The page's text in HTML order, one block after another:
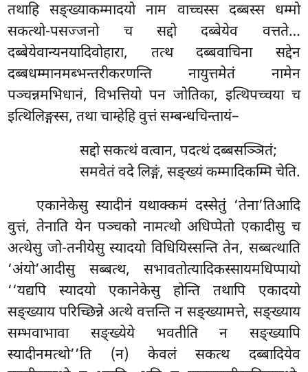
तथाहि सङ्ख्याकम्मादयो नाम वाच्चस्स दब्बस्स धम्मो
सकत्थो-पसज्जनो च सद्दो दब्बेयेव वत्तते…
दब्बेयेवान्यनयादिवोहारा, तत्थ दब्बवाचिना सद्देन
दब्बधम्मानमब्भन्तरीकरणन्ति नायुत्तमेतं नामेन
पञ्चन्नमभिधानं, विभत्तियो पन जोतिका, इत्थिपच्चया च
इत्थिलिङ्गस्स, तथा चाम्हेहि वुत्तं सम्बन्धचिन्तायं–
सद्दो सकत्थं वत्वान, पदत्थं दब्बसञ्ञितं;
समवेतं वदे लिङ्गं, सङ्ख्यं कम्मादिकम्मि चेति.
एकानेकेसु स्यादीनं यथाक्कमं दस्सेतुं ‘तेना’तिआदि
वुत्तं, तेनाति येन पञ्चको नामत्थो अधिप्पेतो एकादीसु च
अत्थेसु जो-तनीयेसु स्यादयो विधियिस्सन्ति तेन, सब्बत्थाति
‘अंयो’आदीसु सब्बत्थ, सभावतोत्यादिकस्सायमधिप्पायो
‘‘यद्यपि स्यादयो एकानेकेसु होन्ति तथापि एकादयो
सङ्ख्याय परिच्छिन्ने अत्थे वत्तन्ति न सङ्ख्यामत्ते, सङ्ख्याय
सम्भवाभावा सङ्ख्येये भवतीति न सङ्ख्यापि
स्यादीनमत्थो’’ति (न) केवलं सकत्थ दब्बादियेव